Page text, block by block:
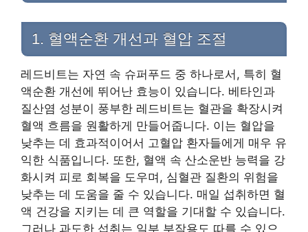
1. 혈액순환 개선과 혈압 조절
레드비트는 자연 속 슈퍼푸드 중 하나로서, 특히 혈
액순환 개선에 뛰어난 효능이 있습니다. 베타인과
질산염 성분이 풍부한 레드비트는 혈관을 확장시켜
혈액 흐름을 원활하게 만들어줍니다. 이는 혈압을
낮추는 데 효과적이어서 고혈압 환자들에게 매우 유
익한 식품입니다. 또한, 혈액 속 산소운반 능력을 강
화시켜 피로 회복을 도우며, 심혈관 질환의 위험을
낮추는 데 도움을 줄 수 있습니다. 매일 섭취하면 혈
액 건강을 지키는 데 큰 역할을 기대할 수 있습니다.
그러나 과도한 섭취는 일부 부작용도 따를 수 있으